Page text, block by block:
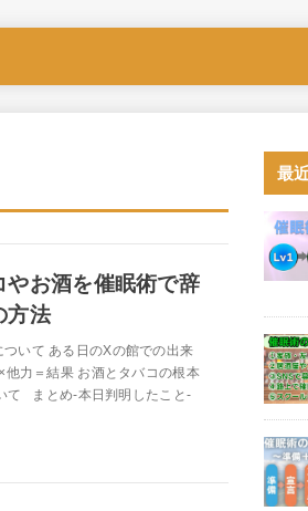
お酒を催眠術で辞
方法
いて ある日のXの館での出来
力＝結果 お酒とタバコの根本
て まとめ-本日判明したこと-
最